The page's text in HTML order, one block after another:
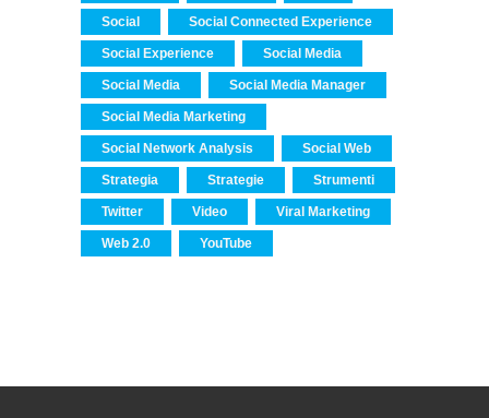
Social Social Connected Experience
Social Experience Social Media
Social Media Social Media Manager
Social Media Marketing
Social Network Analysis Social Web
Strategia Strategie Strumenti
Twitter Video Viral Marketing
Web 2.0 YouTube